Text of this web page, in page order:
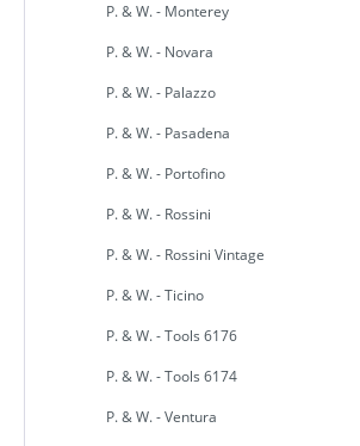
P. & W. - Monterey
P. & W. - Novara
P. & W. - Palazzo
P. & W. - Pasadena
P. & W. - Portofino
P. & W. - Rossini
P. & W. - Rossini Vintage
P. & W. - Ticino
P. & W. - Tools 6176
P. & W. - Tools 6174
P. & W. - Ventura